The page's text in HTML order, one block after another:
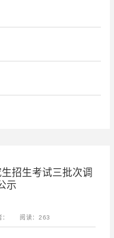
招生考试三批次调
示
阅读： 263